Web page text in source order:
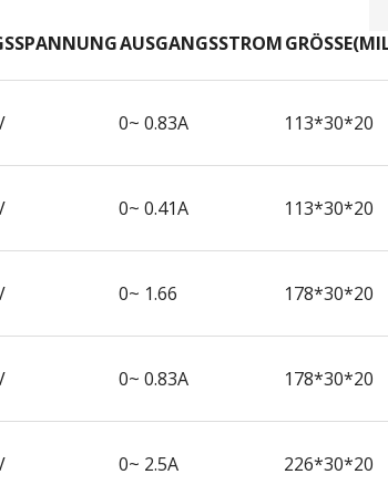
AUSGANGSSTROM
0~ 0.83A 113*30*20
0~ 0.41A 113*30*20
0~ 1.66 178*30*20
0~ 0.83A 178*30*20
0~ 2.5A 226*30*20